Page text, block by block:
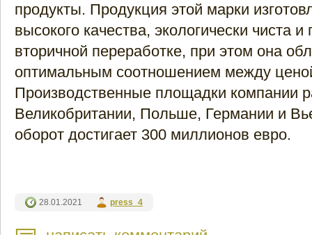
продукты. Продукция этой марки
высокого качества, экологически чиста
вторичной переработке, при этом она
оптимальным соотношением между
Производственные площадки компании
Великобритании, Польше, Германии и
оборот достигает 300 миллионов евро.
28.01.2021 press_4